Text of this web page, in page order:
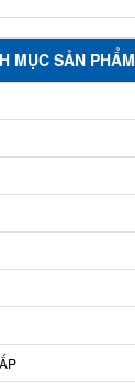
MỤC SẢN PHẨM